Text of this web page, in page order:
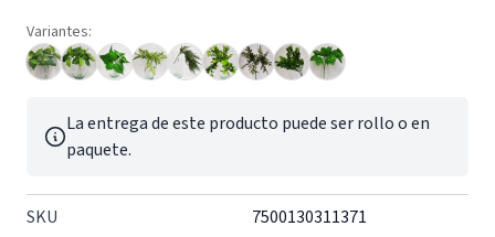
Variantes:
La entrega de este producto puede ser rollo o en
paquete.
SKU
7500130311371